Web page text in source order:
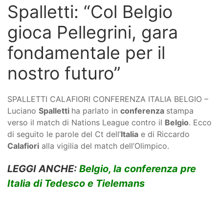
Spalletti: “Col Belgio
gioca Pellegrini, gara
fondamentale per il
nostro futuro”
SPALLETTI CALAFIORI CONFERENZA ITALIA BELGIO –
Luciano Spalletti ha parlato in conferenza stampa
verso il match di Nations League contro il Belgio. Ecco
di seguito le parole del Ct dell’Italia e di Riccardo
Calafiori alla vigilia del match dell’Olimpico.
LEGGI ANCHE: Belgio, la conferenza pre
Italia di Tedesco e Tielemans